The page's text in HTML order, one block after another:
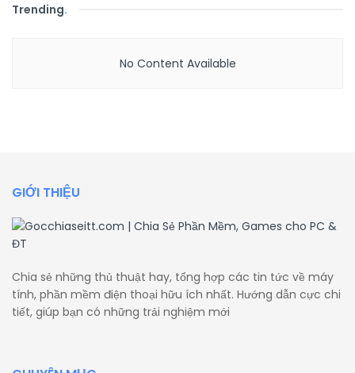
Trending.
No Content Available
GIỚI THIỆU
Chia sẻ những thủ thuật hay, tổng hợp các tin tức về máy
tính, phần mềm điện thoại hữu ích nhất. Hướng dẫn cực chi
tiết, giúp bạn có những trải nghiệm mới